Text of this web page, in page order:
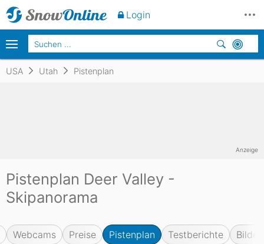
USA Utah Pistenplan
Pistenplan Deer Valley -
Skipanorama
Webcams Preise Pistenplan Testberichte Bilder
Anzeige
Login